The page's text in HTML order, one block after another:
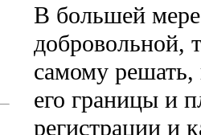
В большей мере
добровольной,
самому
его границы и
регистрации и